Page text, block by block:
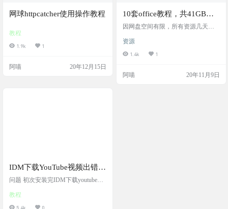
网球httpcatcher使用操作教程
教程
1.9k 1
阿喵 20年12月15日
10套office教程，共41GB，
word+ppt+excel，价值上万元
因网盘空间有限，所有资源几天之
晚的小伙伴，只能祈祷别的小伙伴
保存这个资源了，而且小伙伴愿意
密码：xiuyang本次给大家整理了offi
资源
1.4k 1
阿喵 20年11月9日
IDM下载YouTube视频出错解
决
问题 初次安装完IDM下载youtube视
法下载文件。识别的链接也不是原
链接。 解决 下载IDM并正确安装，
教程
5.4k 0